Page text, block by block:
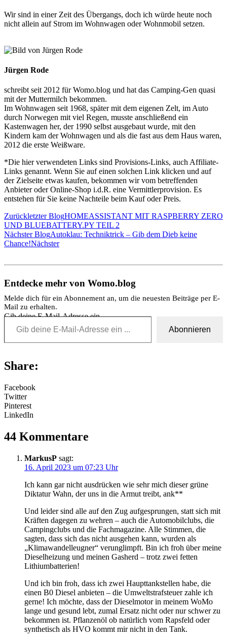
Wir sind in einer Zeit des Übergangs, doch ich würde heute noch
nicht allein auf Strom im Wohnwagen oder Wohnmobil setzen.
Jürgen Rode
schreibt seit 2012 für Womo.blog und hat das Camping-Gen quasi
mit der Muttermilch bekommen.
Im Wohnwagen seit 1968, später mit dem eigenen Zelt, im Auto
durch Norwegen mit viel Regen, musste anschließend ein
Kastenwagen her, der 1990 selbst ausgebaut wurde, mit den
Kindern kam der Wohnwagen und als die fast aus dem Haus waren,
2012 die erste Weißware.
*Die hier verwendeten Links sind Provisions-Links, auch Affiliate-
Links genannt. Wenn Sie auf einen solchen Link klicken und auf
der Zielseite etwas kaufen, bekommen wir vom betreffenden
Anbieter oder Online-Shop i.d.R. eine Vermittlerprovision. Es
entstehen für Sie keine Nachteile beim Kauf oder Preis.
Zurückletzter BlogHOMEASSISTANT MIT RASPBERRY ZERO
UND BLUEBATTERY.PY TEIL 2
Nächster BlogAutoklau: Techniktrick – Gib dem Dieb keine
Chance!Nächster
Entdecke mehr von Womo.blog
Melde dich für ein Abonnement an, um die neuesten Beiträge per E-
Mail zu erhalten.
Gib deine E-Mail-Adresse ein ...
Abonnieren
Share:
Facebook
Twitter
Pinterest
LinkedIn
44 Kommentare
MarkusP sagt:
16. April 2023 um 07:23 Uhr
Ich kann gar nicht ausdrücken wie sehr mich dieser grüne
Diktatur Wahn, der uns in die Armut treibt, ank**
Und leider sind alle auf den Zug aufgesprungen, statt sich mit
Kräften dagegen zu wehren – auch die Automobilclubs, die
Campingclubs und die Fachmagazine. Alle Stimmen, die
sagten, dass sich das nicht ausgehen kann, wurden als
„Klimawandelleugner“ verunglimpft. Bin ich froh über meine
Dieselheizung und meinen Gasherd – trotz zwei fetten
Lithiumbatterien!
Und ich bin froh, dass ich zwei Haupttankstellen habe, die
einen B0 Diesel anbieten – die Umweltstrafsteuer zahle ich
gerne! Ich möchte, dass der Dieselmotor in meinem WoMo
lange und gesund lebt, zumal Ersatz nicht oder nur schwer zu
bekommen ist. Pflanzenöl ob natürlich vom Rapsfeld oder
synthetisch als HVO kommt mir nicht in den Tank.